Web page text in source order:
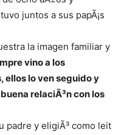
juntos a sus papÃ¡s
la imagen familiar y
vino a los
ellos lo ven seguido y
relaciÃ³n con los
padre y eligiÃ³ como leit